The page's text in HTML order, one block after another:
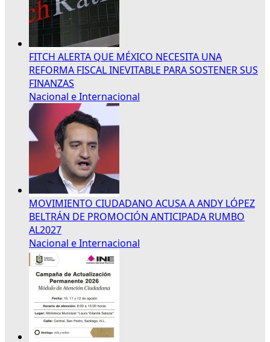
FITCH ALERTA QUE MÉXICO NECESITA UNA
REFORMA FISCAL INEVITABLE PARA SOSTENER SUS
FINANZAS
Nacional e Internacional
MOVIMIENTO CIUDADANO ACUSA A ANDY LÓPEZ
BELTRÁN DE PROMOCIÓN ANTICIPADA RUMBO
AL2027
Nacional e Internacional